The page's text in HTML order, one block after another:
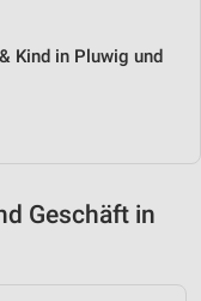
Kind in Pluwig und
Geschäft in